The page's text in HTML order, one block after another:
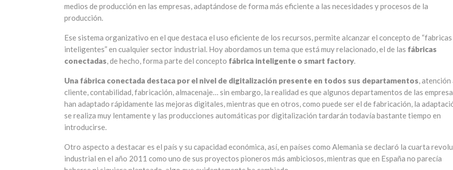
medios de producción en las empresas, adaptándose de forma más eficiente a las necesidades y procesos de la
producción.
Ese sistema organizativo en el que destaca el uso eficiente de los recursos, permite alcanzar el concepto de “fabricas
inteligentes” en cualquier sector industrial. Hoy abordamos un tema que está muy relacionado, el de las fábricas
conectadas, de hecho, forma parte del concepto fábrica inteligente o smart factory.
Una fábrica conectada destaca por el nivel de digitalización presente en todos sus departamentos, atención
cliente, contabilidad, fabricación, almacenaje… sin embargo, la realidad es que algunos departamentos de las
han adaptado rápidamente las mejoras digitales, mientras que en otros, como puede ser el de fabricación, la
se realiza muy lentamente y las producciones automáticas por digitalización tardarán todavía bastante tiempo en
introducirse.
Otro aspecto a destacar es el país y su capacidad económica, así, en países como Alemania se declaró la cuarta
industrial en el año 2011 como uno de sus proyectos pioneros más ambiciosos, mientras que en España no parecía